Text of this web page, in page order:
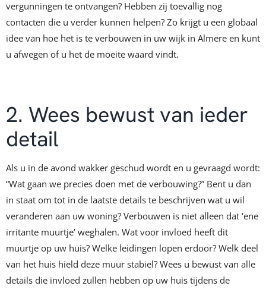
vergunningen te ontvangen? Hebben zij toevallig nog
contacten die u verder kunnen helpen? Zo krijgt u een globaal
idee van hoe het is te verbouwen in uw wijk in Almere en kunt
u afwegen of u het de moeite waard vindt.
2. Wees bewust van ieder
detail
Als u in de avond wakker geschud wordt en u gevraagd wordt:
“Wat gaan we precies doen met de verbouwing?” Bent u dan
in staat om tot in de laatste details te beschrijven wat u wil
veranderen aan uw woning? Verbouwen is niet alleen dat ‘ene
irritante muurtje’ weghalen. Wat voor invloed heeft dit
muurtje op uw huis? Welke leidingen lopen erdoor? Welk deel
van het huis hield deze muur stabiel? Wees u bewust van alle
details die invloed zullen hebben op uw huis tijdens de